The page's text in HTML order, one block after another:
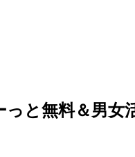
っと無料＆男